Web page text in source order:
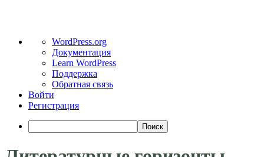
WordPress
WordPress.org
Документация
Learn WordPress
Поддержка
Обратная связь
Войти
Регистрация
Поиск